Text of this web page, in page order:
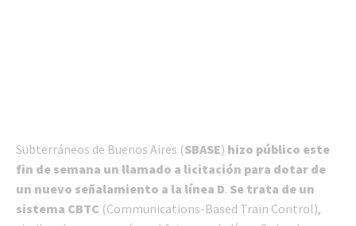
Subterráneos de Buenos Aires (SBASE) hizo público este
fin de semana un llamado a licitación para dotar de
un nuevo señalamiento a la línea D. Se trata de un
sistema CBTC (Communications-Based Train Control),